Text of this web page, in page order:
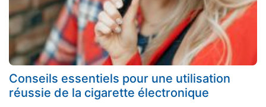
Conseils essentiels pour une utilisation
réussie de la cigarette électronique